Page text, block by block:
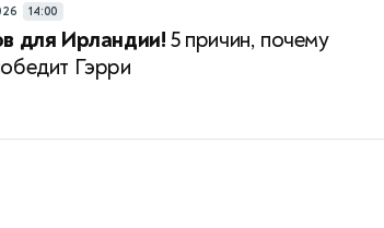
14:00
для Ирландии! 5 причин, почему
Гэрри